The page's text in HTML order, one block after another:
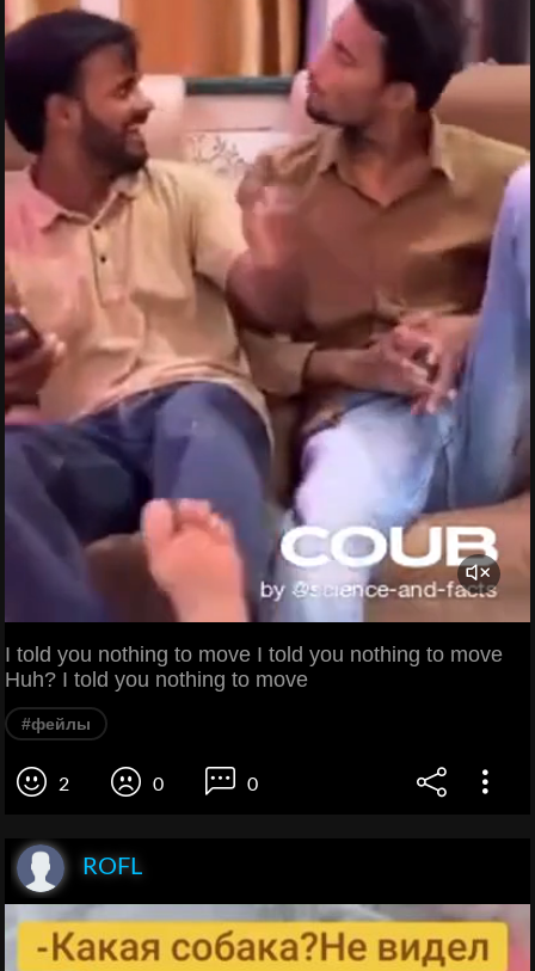
I told you nothing to move I told you nothing to move
Huh? I told you nothing to move
#фейлы
2 0 0
ROFL